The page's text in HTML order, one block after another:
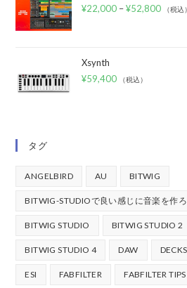
¥22,000 –¥52,800 （税込）
Xsynth
¥59,400 （税込）
タグ
ANGELBIRD AU BITWIG
BITWIG-STUDIOで良い感じに音楽を作ろ
BITWIG STUDIO BITWIG STUDIO 2
BITWIG STUDIO 4 DAW
ESI FABFILTER FABFILTER TIPS